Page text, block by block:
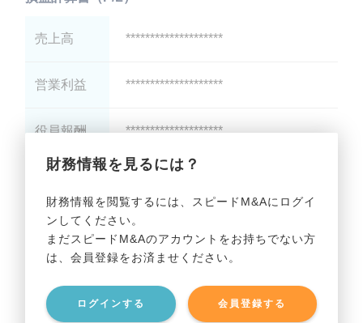
財務情報を見るには？
財務情報を閲覧するには、スピードM&Aにログイ
ンしてください。
まだスピードM&Aのアカウントをお持ちでない方
は、会員登録をお済ませください。
ログインする 会員登録する
売上高 ********************
営業利益 ********************
役員報酬 ********************
貸借対照表（B/S）
総資産 ********************
有利子負債 ********************